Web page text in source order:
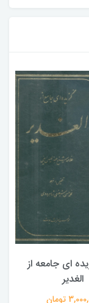
ای جامعه از
الغدیر
تومان